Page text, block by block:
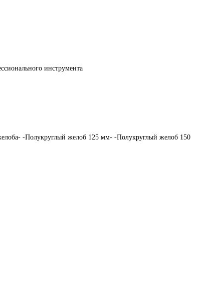
инструмента
-Полукруглый желоб 125 мм- -Полукруглый желоб 150